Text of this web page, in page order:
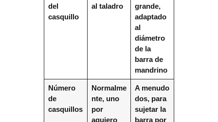
del
casquillo
al taladro
grande,
adaptado
al
diámetro
de la
barra de
mandrino
Número
de
casquillos
Normalme
nte, uno
por
agujero
A menudo
dos, para
sujetar la
barra por